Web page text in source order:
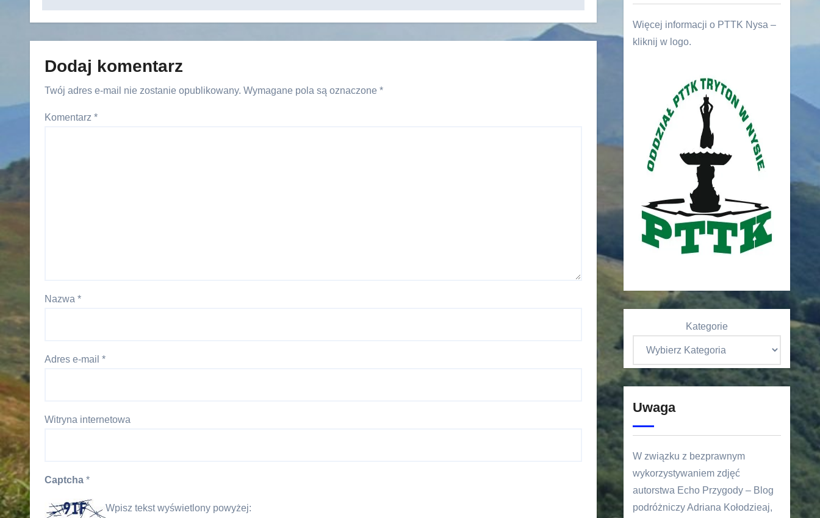
Dodaj komentarz
Twój adres e-mail nie zostanie opublikowany. Wymagane pola są oznaczone *
Komentarz *
Nazwa *
Adres e-mail *
Witryna internetowa
Captcha *
Wpisz tekst wyświetlony powyżej:
Więcej informacji o PTTK Nysa –
kliknij w logo.
Kategorie
Uwaga
W związku z bezprawnym
wykorzystywaniem zdjęć
autorstwa Echo Przygody – Blog
podróżniczy Adriana Kołodzieaj,